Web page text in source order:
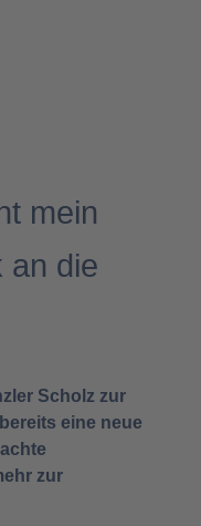
mein
an die
Scholz zur
eine neue
zur